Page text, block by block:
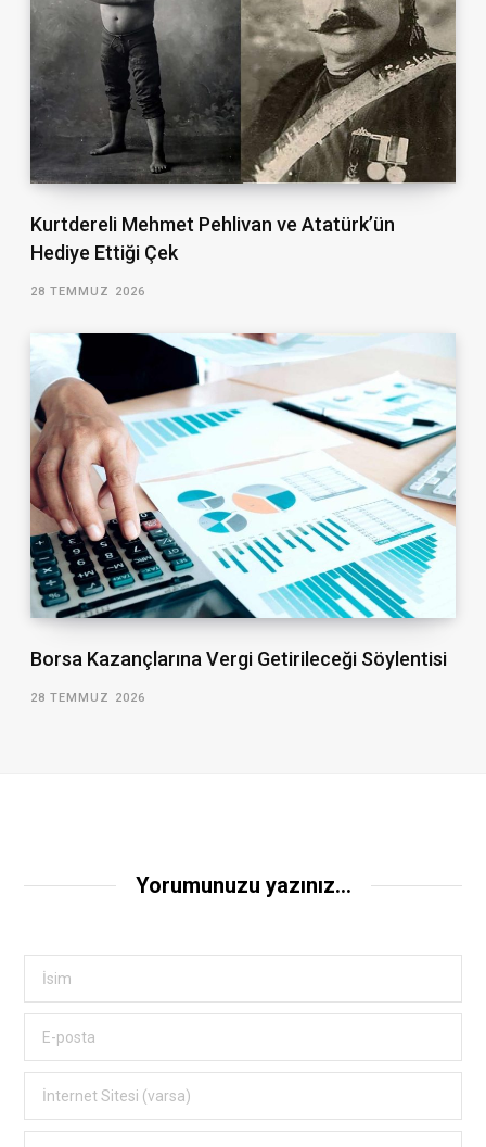
Kurtdereli Mehmet Pehlivan ve Atatürk’ün
Hediye Ettiği Çek
28 TEMMUZ 2026
Borsa Kazançlarına Vergi Getirileceği Söylentisi
28 TEMMUZ 2026
Yorumunuzu yazınız...